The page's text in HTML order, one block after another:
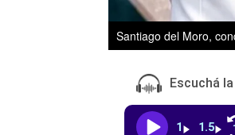
Santiago del Moro,
Escuchá
1 1.5